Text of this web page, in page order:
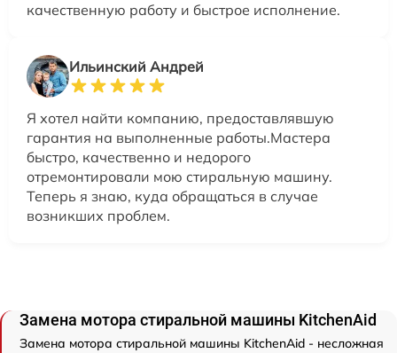
качественную работу и быстрое исполнение.
Ильинский Андрей
Я хотел найти компанию, предоставлявшую
гарантия на выполненные работы.Мастера
быстро, качественно и недорого
отремонтировали мою стиральную машину.
Теперь я знаю, куда обращаться в случае
возникших проблем.
Замена мотора стиральной машины KitchenAid
Замена мотора стиральной машины KitchenAid - несложная